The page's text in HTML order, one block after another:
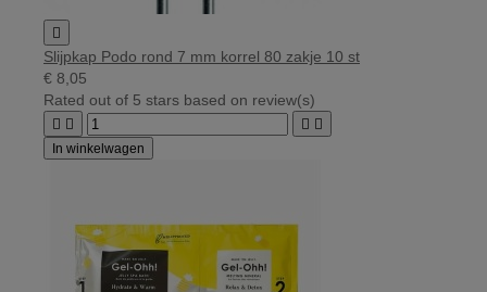

Slijpkap Podo rond 7 mm korrel 80 zakje 10 st
€ 8,05
Rated out of 5 stars based on review(s)
   
In winkelwagen